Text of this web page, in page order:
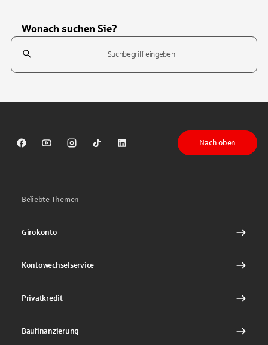
Wonach suchen Sie?
Suchfeld
Sparkasse auf Facebook
Sparkasse auf Youtube
Sparkasse auf Instagram
Sparkasse auf TikTok
Sparkasse auf LinkedIn
Nach oben
Beliebte Themen
Girokonto
Kontowechselservice
Privatkredit
Baufinanzierung